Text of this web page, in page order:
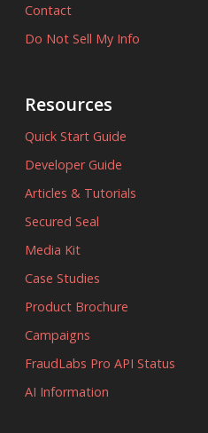
Contact
Do Not Sell My Info
Resources
Quick Start Guide
Developer Guide
Articles & Tutorials
Secured Seal
Media Kit
Case Studies
Product Brochure
Campaigns
FraudLabs Pro API Status
AI Information